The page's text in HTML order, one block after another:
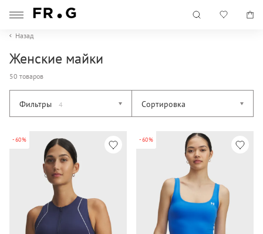
Назад
Женские майки
50 товаров
Фильтры 4 Сортировка
-60% -60%